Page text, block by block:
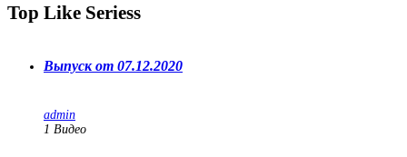
Top Like Seriess
Выпуск от 07.12.2020
admin
1 Видео